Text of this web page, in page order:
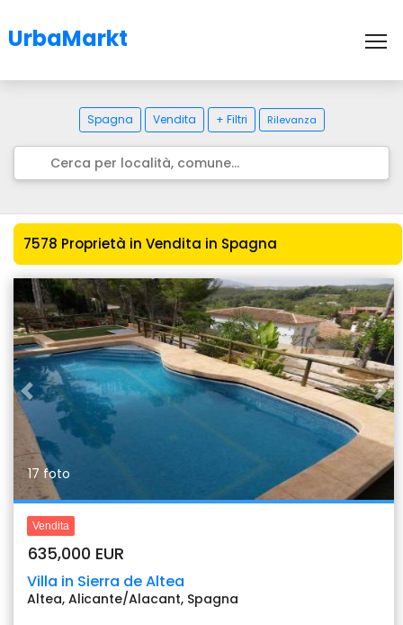
UrbaMarkt
Spagna Vendita + Filtri Rilevanza
7578 Proprietà in Vendita in Spagna
Previous
17 foto
Vendita
635,000 EUR
Villa in Sierra de Altea
Altea, Alicante/Alacant, Spagna